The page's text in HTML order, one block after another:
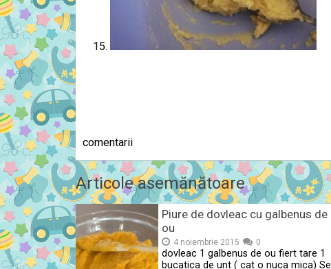
comentarii
Articole asemănătoare
Piure de dovleac cu galbenus de
ou
4 noiembrie 2015 0
dovleac 1 galbenus de ou fiert tare 1
bucatica de unt ( cat o nuca mica) Se